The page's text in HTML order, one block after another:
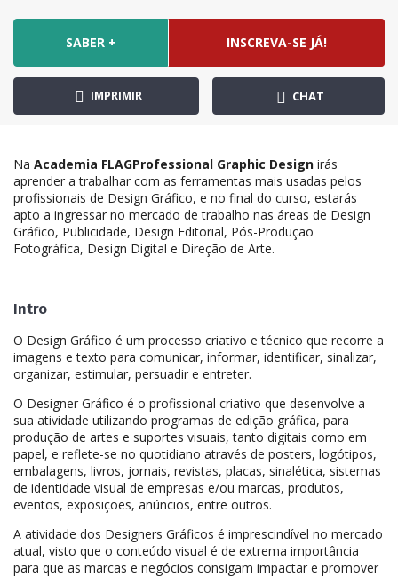
SABER + INSCREVA-SE JÁ!
IMPRIMIR CHAT
Na Academia FLAGProfessional Graphic Design irás
aprender a trabalhar com as ferramentas mais usadas pelos
profissionais de Design Gráfico, e no final do curso, estarás
apto a ingressar no mercado de trabalho nas áreas de Design
Gráfico, Publicidade, Design Editorial, Pós-Produção
Fotográfica, Design Digital e Direção de Arte.
Intro
O Design Gráfico é um processo criativo e técnico que recorre a
imagens e texto para comunicar, informar, identificar, sinalizar,
organizar, estimular, persuadir e entreter.
O Designer Gráfico é o profissional criativo que desenvolve a
sua atividade utilizando programas de edição gráfica, para
produção de artes e suportes visuais, tanto digitais como em
papel, e reflete-se no quotidiano através de posters, logótipos,
embalagens, livros, jornais, revistas, placas, sinalética, sistemas
de identidade visual de empresas e/ou marcas, produtos,
eventos, exposições, anúncios, entre outros.
A atividade dos Designers Gráficos é imprescindível no mercado
atual, visto que o conteúdo visual é de extrema importância
para que as marcas e negócios consigam impactar e promover